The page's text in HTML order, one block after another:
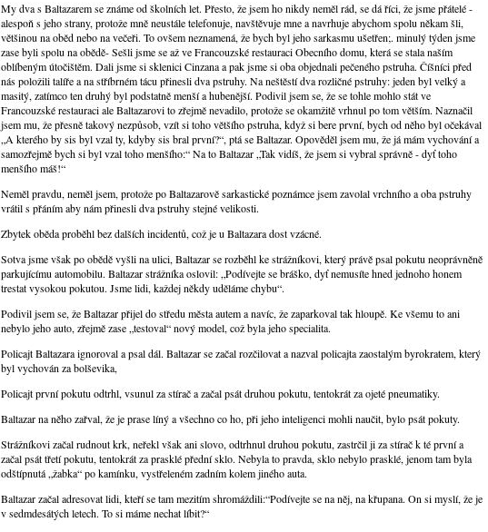
My dva s Baltazarem se známe od školních let. Přesto, že jsem ho nikdy neměl rád, se dá říci, že jsme přátelé -
alespoň s jeho strany, protože mně neustále telefonuje, navštěvuje mne a navrhuje abychom spolu někam šli,
většinou na oběd nebo na večeři. To ovšem neznamená, že bych byl jeho sarkasmu ušetřen;. minulý týden jsme
zase byli spolu na obědě- Sešli jsme se až ve Francouzské restauraci Obecního domu, která se stala naším
oblíbeným útočištěm. Dali jsme si sklenici Cinzana a pak jsme si oba objednali pečeného pstruha. Číšníci před
nás položili talíře a na stříbrném tácu přinesli dva pstruhy. Na neštěstí dva rozličné pstruhy: jeden byl velký a
masitý, zatímco ten druhý byl podstatně menší a hubenější. Podivil jsem se, že se tohle mohlo stát ve
Francouzské restauraci ale Baltazarovi to zřejmě nevadilo, protože se okamžitě vrhnul po tom větším. Naznačil
jsem mu, že přesně takový nezpůsob, vzít si toho většího pstruha, když si bere první, bych od něho byl očekával
„A kterého by sis byl vzal ty, kdyby sis bral první?“, ptá se Baltazar. Opověděl jsem mu, že já mám vychování a
samozřejmě bych si byl vzal toho menšího:“ Na to Baltazar „Tak vidíš, že jsem si vybral správně - dyť toho
menšího máš!“
Neměl pravdu, neměl jsem, protože po Baltazarově sarkastické poznámce jsem zavolal vrchního a oba pstruhy
vrátil s přáním aby nám přinesli dva pstruhy stejné velikosti.
Zbytek oběda proběhl bez dalších incidentů, což je u Baltazara dost vzácné.
Sotva jsme však po obědě vyšli na ulici, Baltazar se rozběhl ke strážníkovi, který právě psal pokutu neoprávněně
parkujícímu automobilu. Baltazar strážníka oslovil: „Podívejte se bráško, dyť nemusíte hned jednoho honem
trestat vysokou pokutou. Jsme lidi, každej někdy uděláme chybu“.
Podivil jsem se, že Baltazar přijel do středu města autem a navíc, že zaparkoval tak hloupě. Ke všemu to ani
nebylo jeho auto, zřejmě zase „testoval“ nový model, což byla jeho specialita.
Policajt Baltazara ignoroval a psal dál. Baltazar se začal rozčilovat a nazval policajta zaostalým byrokratem, který
byl vychován za bolševika,
Policajt první pokutu odtrhl, vsunul za stírač a začal psát druhou pokutu, tentokrát za ojeté pneumatiky.
Baltazar na něho zařval, že je prase líný a všechno co ho, při jeho inteligenci mohli naučit, bylo psát pokuty.
Strážníkovi začal rudnout krk, neřekl však ani slovo, odtrhnul druhou pokutu, zastrčil ji za stírač k té první a
začal psát třetí pokutu, tentokrát za prasklé přední sklo. Nebyla to pravda, sklo nebylo prasklé, jenom tam byla
odštípnutá „žabka“ po kamínku, vystřeleném zadním kolem jiného auta.
Baltazar začal adresovat lidi, kteří se tam mezitím shromáždili:“Podívejte se na něj, na křupana. On si myslí, že je
v sedmdesátých letech. To si máme nechat líbit?“